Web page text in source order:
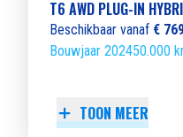
T6 AWD PLUG-IN
Beschikbaar vanaf €
Bouwjaar 202450.000
TOON MEER